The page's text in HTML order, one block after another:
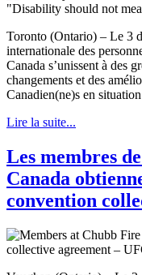
Toronto (Ontario) – Le 3
internationale des
Canada s’unissent à des
changements et des
Canadien(ne)s en
Lire la suite...
Les membres
Canada
convention